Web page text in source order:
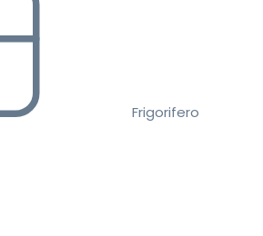
Frigorifero